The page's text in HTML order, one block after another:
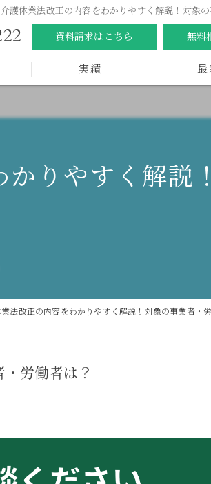
護休業法改正の内容をわかりやすく解説！対象
資料請求はこちら 無料
実績 最
かりやすく解説
法改正の内容をわかりやすく解説！対象の事業者・
労働者は？